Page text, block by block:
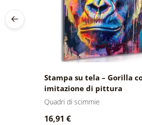
Stampa su tela – Gorilla
imitazione di pittura
Quadri di scimmie
16,91 €